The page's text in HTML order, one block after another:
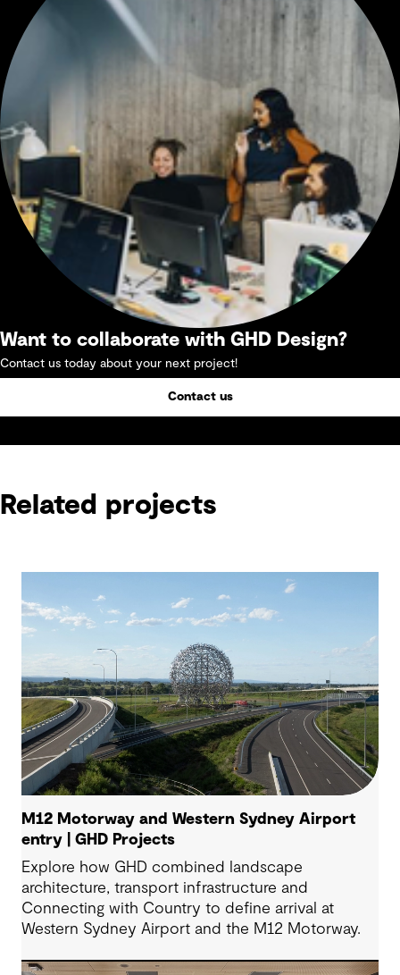
Want to collaborate with GHD Design?
Contact us today about your next project!
Contact us
Related projects
M12 Motorway and Western Sydney Airport
entry | GHD Projects
Explore how GHD combined landscape
architecture, transport infrastructure and
Connecting with Country to define arrival at
Western Sydney Airport and the M12 Motorway.